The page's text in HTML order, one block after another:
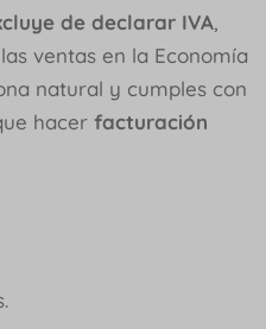
de declarar IVA,
ventas en la Economía
natural y cumples con
hacerfacturación